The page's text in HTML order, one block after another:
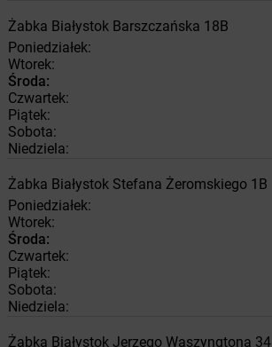
Żabka Białystok Barszczańska 18B
Poniedziałek:
Wtorek:
Środa:
Czwartek:
Piątek:
Sobota:
Niedziela:
Żabka Białystok Stefana Żeromskiego 1B
Poniedziałek:
Wtorek:
Środa:
Czwartek:
Piątek:
Sobota:
Niedziela:
Żabka Białystok Jerzego Waszyngtona 34